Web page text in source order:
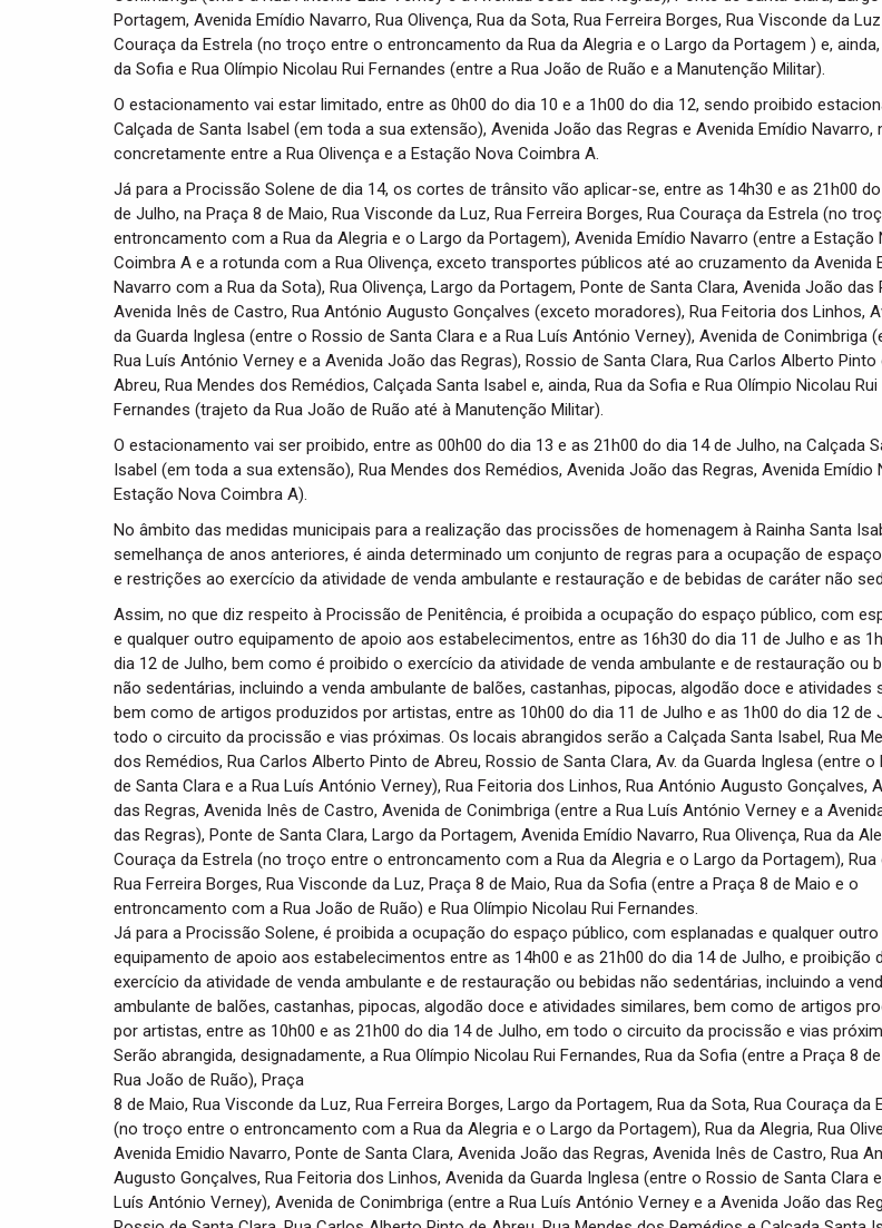
Portagem, Avenida Emídio Navarro, Rua Olivença, Rua da Sota, Rua Ferreira Borges, Rua Visconde da
Couraça da Estrela (no troço entre o entroncamento da Rua da Alegria e o Largo da Portagem ) e, ainda,
da Sofia e Rua Olímpio Nicolau Rui Fernandes (entre a Rua João de Ruão e a Manutenção Militar).
O estacionamento vai estar limitado, entre as 0h00 do dia 10 e a 1h00 do dia 12, sendo proibido
Calçada de Santa Isabel (em toda a sua extensão), Avenida João das Regras e Avenida Emídio Navarro,
concretamente entre a Rua Olivença e a Estação Nova Coimbra A.
Já para a Procissão Solene de dia 14, os cortes de trânsito vão aplicar-se, entre as 14h30 e as 21h00
de Julho, na Praça 8 de Maio, Rua Visconde da Luz, Rua Ferreira Borges, Rua Couraça da Estrela (no
entroncamento com a Rua da Alegria e o Largo da Portagem), Avenida Emídio Navarro (entre a Estação
Coimbra A e a rotunda com a Rua Olivença, exceto transportes públicos até ao cruzamento da Avenida
Navarro com a Rua da Sota), Rua Olivença, Largo da Portagem, Ponte de Santa Clara, Avenida João das
Avenida Inês de Castro, Rua António Augusto Gonçalves (exceto moradores), Rua Feitoria dos Linhos,
da Guarda Inglesa (entre o Rossio de Santa Clara e a Rua Luís António Verney), Avenida de Conimbriga
Rua Luís António Verney e a Avenida João das Regras), Rossio de Santa Clara, Rua Carlos Alberto Pinto
Abreu, Rua Mendes dos Remédios, Calçada Santa Isabel e, ainda, Rua da Sofia e Rua Olímpio Nicolau Rui
Fernandes (trajeto da Rua João de Ruão até à Manutenção Militar).
O estacionamento vai ser proibido, entre as 00h00 do dia 13 e as 21h00 do dia 14 de Julho, na Calçada
Isabel (em toda a sua extensão), Rua Mendes dos Remédios, Avenida João das Regras, Avenida Emídio
Estação Nova Coimbra A).
No âmbito das medidas municipais para a realização das procissões de homenagem à Rainha Santa
semelhança de anos anteriores, é ainda determinado um conjunto de regras para a ocupação de
e restrições ao exercício da atividade de venda ambulante e restauração e de bebidas de caráter não
Assim, no que diz respeito à Procissão de Penitência, é proibida a ocupação do espaço público, com
e qualquer outro equipamento de apoio aos estabelecimentos, entre as 16h30 do dia 11 de Julho e as
dia 12 de Julho, bem como é proibido o exercício da atividade de venda ambulante e de restauração ou
não sedentárias, incluindo a venda ambulante de balões, castanhas, pipocas, algodão doce e atividades
bem como de artigos produzidos por artistas, entre as 10h00 do dia 11 de Julho e as 1h00 do dia 12 de
todo o circuito da procissão e vias próximas. Os locais abrangidos serão a Calçada Santa Isabel, Rua
dos Remédios, Rua Carlos Alberto Pinto de Abreu, Rossio de Santa Clara, Av. da Guarda Inglesa (entre o
de Santa Clara e a Rua Luís António Verney), Rua Feitoria dos Linhos, Rua António Augusto Gonçalves,
das Regras, Avenida Inês de Castro, Avenida de Conimbriga (entre a Rua Luís António Verney e a
das Regras), Ponte de Santa Clara, Largo da Portagem, Avenida Emídio Navarro, Rua Olivença, Rua da
Couraça da Estrela (no troço entre o entroncamento com a Rua da Alegria e o Largo da Portagem), Rua
Rua Ferreira Borges, Rua Visconde da Luz, Praça 8 de Maio, Rua da Sofia (entre a Praça 8 de Maio e o
entroncamento com a Rua João de Ruão) e Rua Olímpio Nicolau Rui Fernandes.
Já para a Procissão Solene, é proibida a ocupação do espaço público, com esplanadas e qualquer outro
equipamento de apoio aos estabelecimentos entre as 14h00 e as 21h00 do dia 14 de Julho, e proibição
exercício da atividade de venda ambulante e de restauração ou bebidas não sedentárias, incluindo a
ambulante de balões, castanhas, pipocas, algodão doce e atividades similares, bem como de artigos
por artistas, entre as 10h00 e as 21h00 do dia 14 de Julho, em todo o circuito da procissão e vias
Serão abrangida, designadamente, a Rua Olímpio Nicolau Rui Fernandes, Rua da Sofia (entre a Praça 8
Rua João de Ruão), Praça
8 de Maio, Rua Visconde da Luz, Rua Ferreira Borges, Largo da Portagem, Rua da Sota, Rua Couraça da
(no troço entre o entroncamento com a Rua da Alegria e o Largo da Portagem), Rua da Alegria, Rua
Avenida Emidio Navarro, Ponte de Santa Clara, Avenida João das Regras, Avenida Inês de Castro, Rua
Augusto Gonçalves, Rua Feitoria dos Linhos, Avenida da Guarda Inglesa (entre o Rossio de Santa Clara
Luís António Verney), Avenida de Conimbriga (entre a Rua Luís António Verney e a Avenida João das